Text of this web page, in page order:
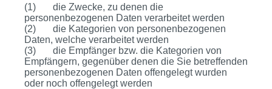
(1) die Zwecke, zu denen die
personenbezogenen Daten verarbeitet werden
(2) die Kategorien von personenbezogenen
Daten, welche verarbeitet werden
(3) die Empfänger bzw. die Kategorien von
Empfängern, gegenüber denen die Sie betreffenden
personenbezogenen Daten offengelegt wurden
oder noch offengelegt werden